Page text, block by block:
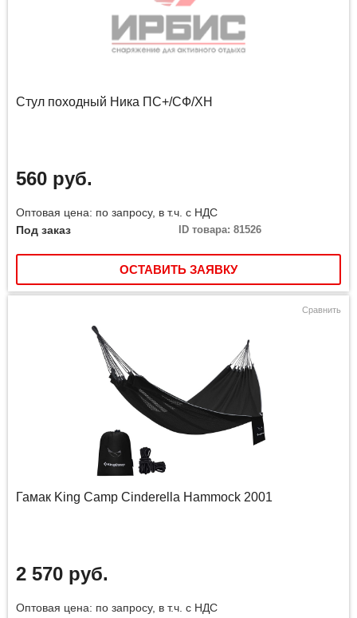
Стул походный Ника ПС+/СФ/ХН
560 руб.
Оптовая цена: по запросу, в т.ч. с НДС
Под заказ
ID товара: 81526
ОСТАВИТЬ ЗАЯВКУ
Сравнить
Гамак King Camp Cinderella Hammock 2001
2 570 руб.
Оптовая цена: по запросу, в т.ч. с НДС